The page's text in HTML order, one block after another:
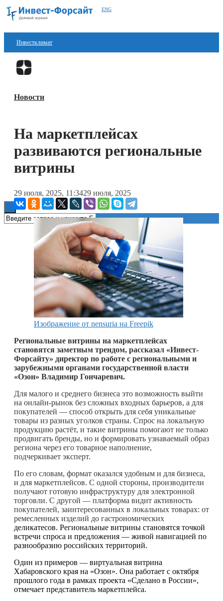
ENG
Инвестклимат
Финансы
Блокчейн
Новости
На маркетплейсах
развиваются региональные
витрины
29 июля, 2025, 11:3429 июля, 2025
Изображение от nensuria на Freepik
Региональные витрины на маркетплейсах
становятся заметным трендом, рассказал «Инвест-
Форсайту» директор по работе с региональными и
зарубежными органами государственной власти
«Озон» Владимир Гончаревич.
Для малого и среднего бизнеса это возможность выйти
на онлайн-рынок без сложных входных барьеров, а для
покупателей — способ открыть для себя уникальные
товары из разных уголков страны. Спрос на локальную
продукцию растёт, и такие витрины помогают не только
продвигать бренды, но и формировать узнаваемый образ
региона через его товарное наполнение,
подчеркивает эксперт.
По его словам, формат оказался удобным и для бизнеса,
и для маркетплейсов. С одной стороны, производители
получают готовую инфраструктуру для электронной
торговли. С другой — платформа видит активность
покупателей, заинтересованных в локальных товарах: от
ремесленных изделий до гастрономических
деликатесов. Региональные витрины становятся точкой
встречи спроса и предложения — живой навигацией по
разнообразию российских территорий.
Один из примеров — виртуальная витрина
Хабаровского края на «Озон». Она работает с октября
прошлого года в рамках проекта «Сделано в России»,
отмечает представитель маркетплейса.